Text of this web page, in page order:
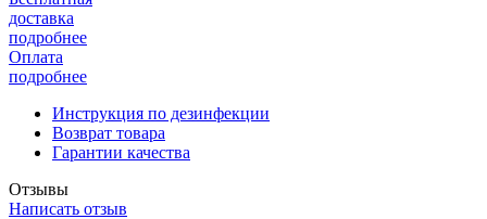
доставка
подробнее
Оплата
подробнее
Инструкция по дезинфекции
Возврат товара
Гарантии качества
Отзывы
Написать отзыв